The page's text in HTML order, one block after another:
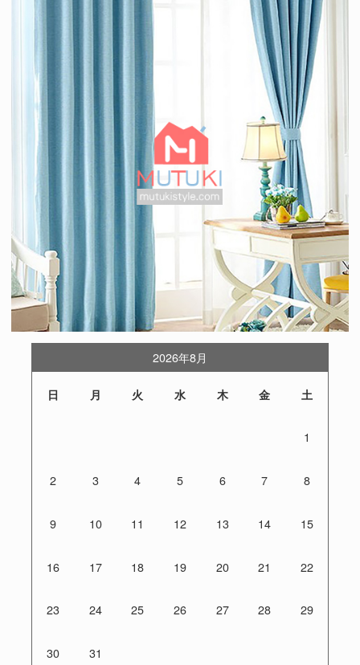
2026年8月
日 月 火 水 木 金 土
1
2 3 4 5 6 7 8
9 10 11 12 13 14 15
16 17 18 19 20 21 22
23 24 25 26 27 28 29
30 31